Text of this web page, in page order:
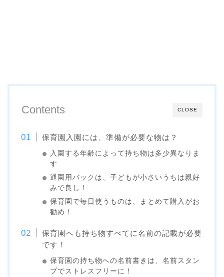
CLOSE
Contents
保育園入園には、準備が必要な物は？
入園する年齢によって持ち物は多少異なりま
す
通園用バックは、子どもが小さいうちは親好
みで良し！
保育園で毎日使うものは、まとめて購入がお
勧め！
保育園へも持ち物すべてに名前の記載が必要
です！
保育園の持ち物への名前書きは、名前スタン
プでストレスフリーに！